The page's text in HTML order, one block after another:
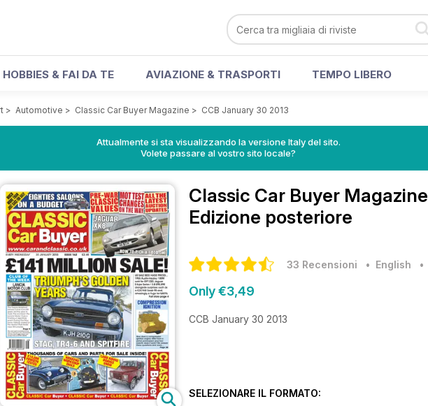
HOBBIES & FAI DA TE AVIAZIONE & TRASPORTI TEMPO LIBERO
> Automotive > Classic Car Buyer Magazine > CCB January 30 2013
Attualmente si sta visualizzando la versione Italy del sito.
Volete passare al vostro sito locale?
Classic Car Buyer Magazine
Edizione posteriore
33 Recensioni • English •
Only €3,49
CCB January 30 2013
SELEZIONARE IL FORMATO: